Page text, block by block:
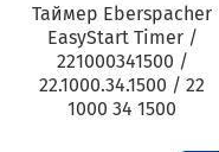
Таймер Eberspacher
EasyStart Timer /
221000341500 /
22.1000.34.1500 / 22
1000 34 1500